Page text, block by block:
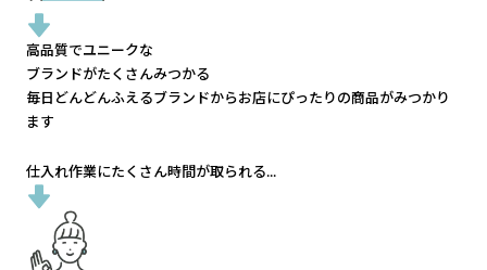
高品質でユニークな
ブランドがたくさんみつかる
毎日どんどんふえるブランドからお店にぴったりの商品がみつかり
ます
仕入れ作業にたくさん時間が取られる...